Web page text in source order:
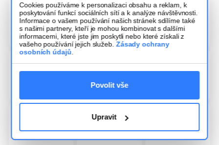
Cookies používáme k personalizaci obsahu a reklam, k
poskytování funkcí sociálních sítí a k analýze návštěvnosti.
Informace o vašem používání našich stránek sdílíme také
s našimi partnery, kteří je mohou kombinovat s dalšími
informacemi, které jste jim poskytli nebo které získali z
vašeho používání jejich služeb.Zásady ochrany
osobních údajů
Povolit vše
Upravit